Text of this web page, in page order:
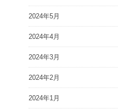
2024年5月
2024年4月
2024年3月
2024年2月
2024年1月